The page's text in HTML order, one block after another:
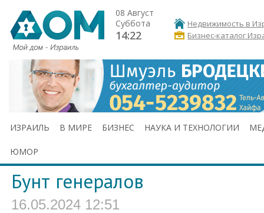
08 Август
Суббота
14:22
Недвижимость в
Бизнес-каталог
ИЗРАИЛЬ В МИРЕ БИЗНЕС НАУКА И ТЕХНОЛОГИИ
ЮМОР
Бунт генералов
16.05.2024 12:51